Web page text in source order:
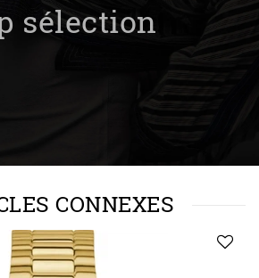
sélection
CONNEXES